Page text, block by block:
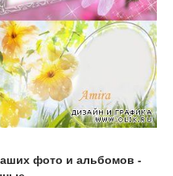
фото и альбомов -